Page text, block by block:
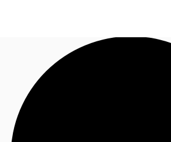
オフィス・事務所
倉庫・物流センター
お電話